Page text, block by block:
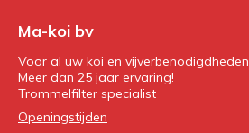
Ma-koi bv
Voor al uw koi en vijverbenodigdheden
Meer dan 25 jaar ervaring!
Trommelfilter specialist
Openingstijden